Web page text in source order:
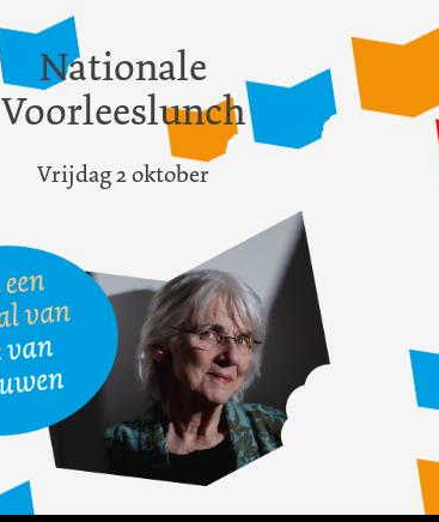
Nationale
Voorleeslunch
Vrijdag 2 oktober